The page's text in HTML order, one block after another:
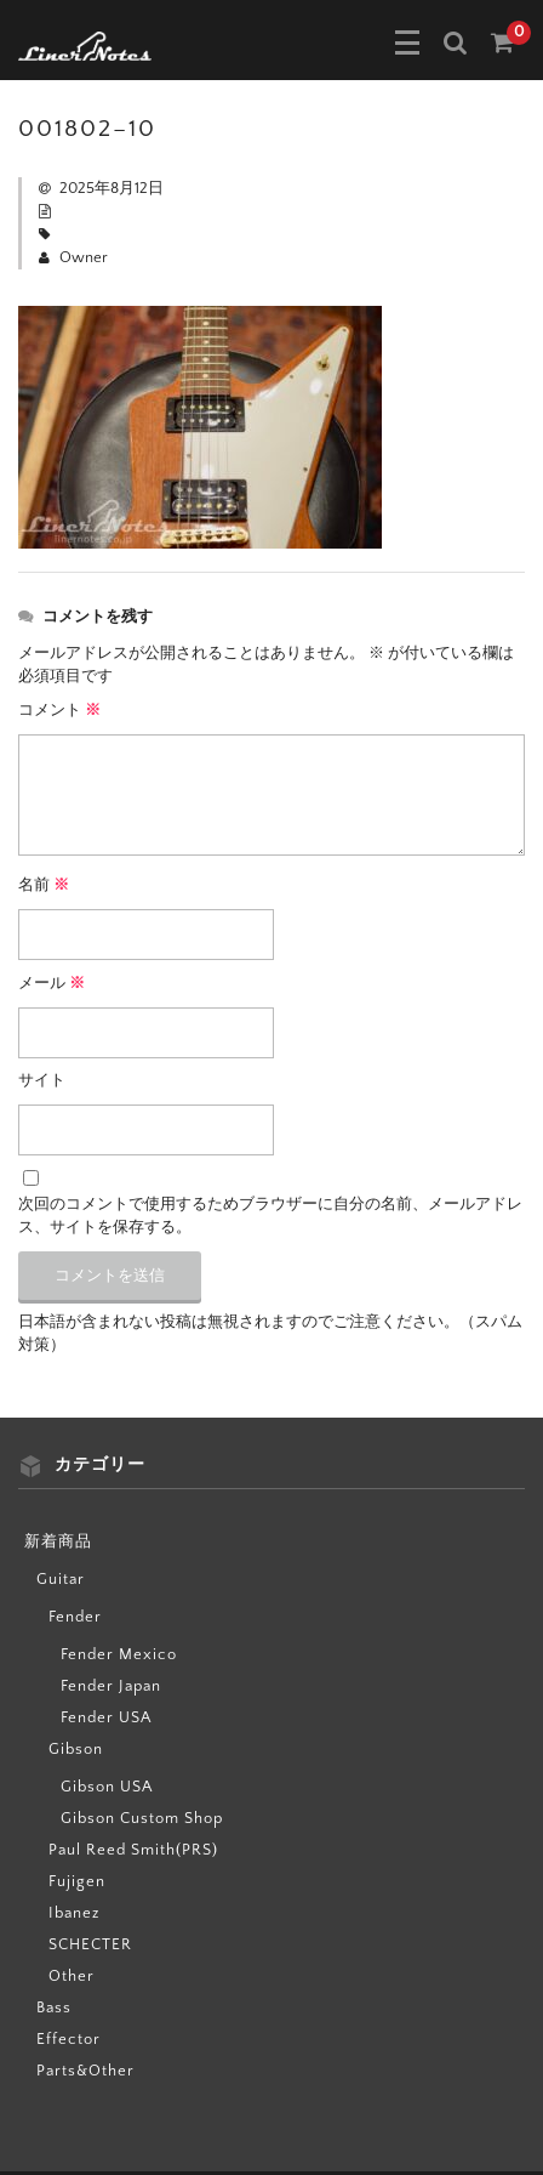
0
001802–10
2025年8月12日
Owner
コメントを残す
メールアドレスが公開されることはありません。 ※ が付いている欄は
必須項目です
コメント ※
名前 ※
メール ※
サイト
次回のコメントで使用するためブラウザーに自分の名前、メールアドレ
ス、サイトを保存する。
日本語が含まれない投稿は無視されますのでご注意ください。（スパム
対策）
カテゴリー
新着商品
Guitar
Fender
Fender Mexico
Fender Japan
Fender USA
Gibson
Gibson USA
Gibson Custom Shop
Paul Reed Smith(PRS)
Fujigen
Ibanez
SCHECTER
Other
Bass
Effector
Parts&Other